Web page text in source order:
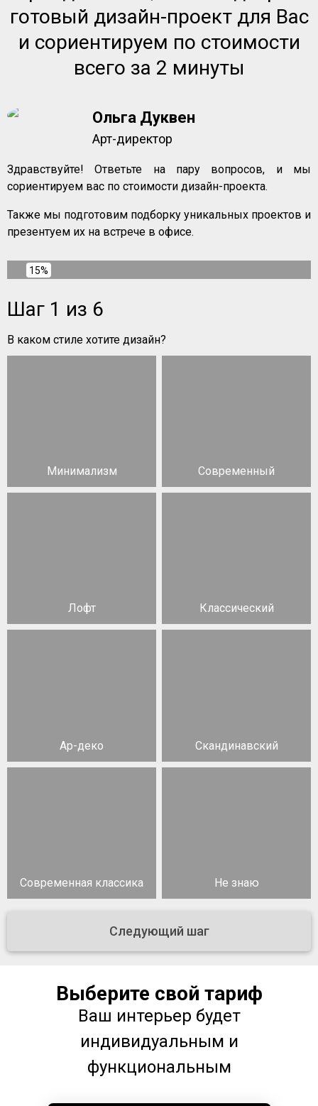
готовый дизайн-проект для Вас
и сориентируем по стоимости
всего за 2 минуты
Ольга Дуквен
Арт-директор
Здравствуйте! Ответьте на пару вопросов, и мы
сориентируем вас по стоимости дизайн-проекта.
Также мы подготовим подборку уникальных проектов и
презентуем их на встрече в офисе.
15%
Шаг 1 из 6
В каком стиле хотите дизайн?
Минимализм Современный
Лофт Классический
Ар-деко Скандинавский
Современная классика Не знаю
Следующий шаг
Выберите свой тариф
Ваш интерьер будет
индивидуальным и
функциональным